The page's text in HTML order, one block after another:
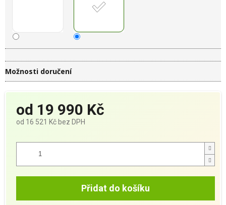
Možnosti doručení
od 19 990 Kč
od 16 521 Kčbez DPH
cena:
Přidat do košíku